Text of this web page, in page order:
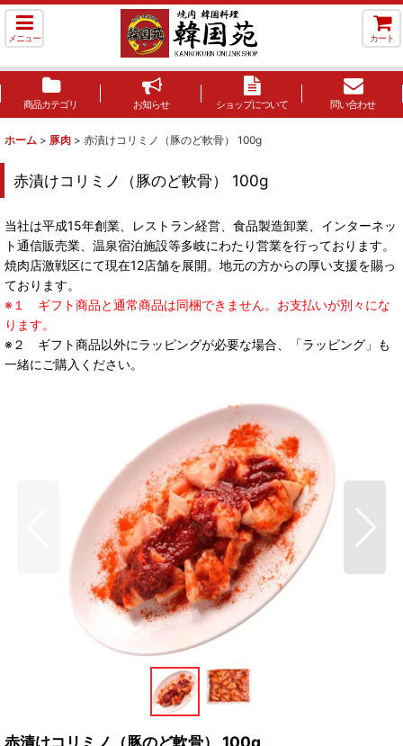
メニュー カート
商品カテゴリ お知らせ ショップについて 問い合わせ
ホーム > 豚肉 > 赤漬けコリミノ（豚のど軟骨） 100g
赤漬けコリミノ（豚のど軟骨） 100g
当社は平成15年創業、レストラン経営、食品製造卸業、インターネッ
ト通信販売業、温泉宿泊施設等多岐にわたり営業を行っております。
焼肉店激戦区にて現在12店舗を展開。地元の方からの厚い支援を賜っ
ております。
※１ ギフト商品と通常商品は同梱できません。お支払いが別々にな
ります。
※２ ギフト商品以外にラッピングが必要な場合、「ラッピング」も
一緒にご購入ください。
赤漬けコリミノ（豚のど軟骨） 100g